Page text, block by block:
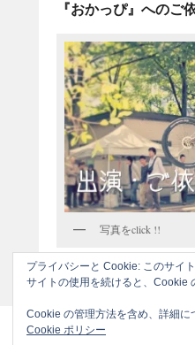
『おかっぴ』へのご
写真をclick !!
著作権表示 © 2026年
プライバシーと Cookie: このサイ
サイトの使用を続けると、Cookie
Cookie の管理方法を含め、詳細
Cookie ポリシー